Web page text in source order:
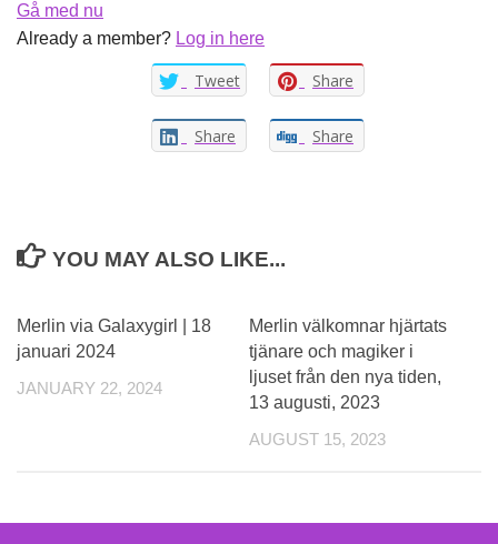
Gå med nu
Already a member? Log in here
Tweet Share
Share Share
YOU MAY ALSO LIKE...
Merlin via Galaxygirl | 18
januari 2024
JANUARY 22, 2024
Merlin välkomnar hjärtats
tjänare och magiker i
ljuset från den nya tiden,
13 augusti, 2023
AUGUST 15, 2023